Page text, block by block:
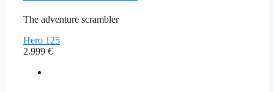
The adventure scrambler
Hero 125
2.999 €